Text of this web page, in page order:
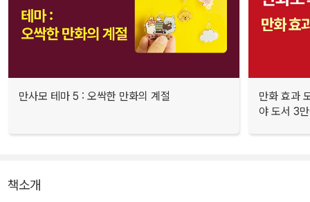
만사모 테마 5 : 오싹한 만화의 계절
만화 효과
야 도서 3
책소개